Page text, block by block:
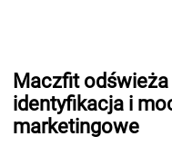
Maczfit
identyfikacja i
marketingowe